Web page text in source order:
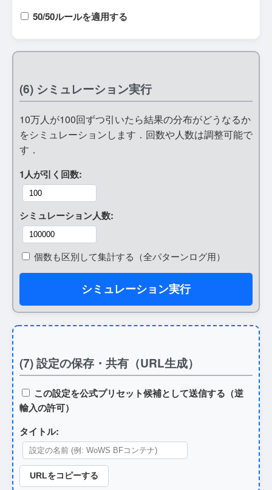
50/50ルールを適用する
(6) シミュレーション実行
10万人が100回ずつ引いたら結果の分布がどうなるか
をシミュレーションします．回数や人数は調整可能で
す．
1人が引く回数:
シミュレーション人数:
個数も区別して集計する（全パターンログ用）
シミュレーション実行
(7) 設定の保存・共有（URL生成）
この設定を公式プリセット候補として送信する（逆
輸入の許可）
タイトル:
URLをコピーする